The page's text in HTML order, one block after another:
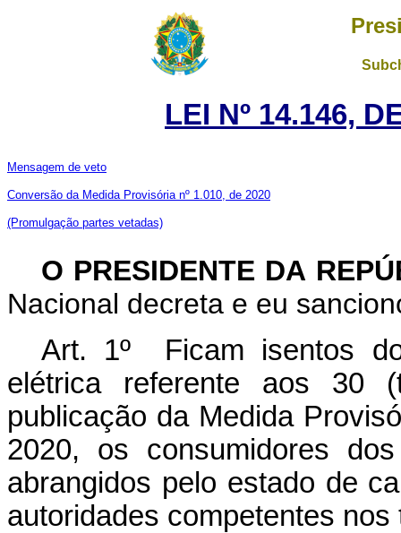
LEI Nº 14.146,
Mensagem de veto
Conversão da Medida Provisória nº 1.010, de 2020
(Promulgação partes vetadas)
O PRESIDENTE DA
Nacional decreta e eu
Art. 1º Ficam isentos
elétrica referente aos 30
publicação da Medida
2020, os consumidores
abrangidos pelo estado de
autoridades competentes nos